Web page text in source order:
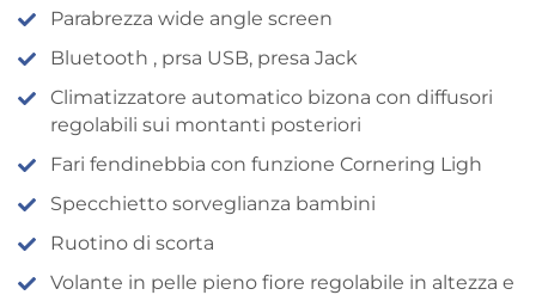
Parabrezza wide angle screen
Bluetooth , prsa USB, presa Jack
Climatizzatore automatico bizona con diffusori
regolabili sui montanti posteriori
Fari fendinebbia con funzione Cornering Ligh
Specchietto sorveglianza bambini
Ruotino di scorta
Volante in pelle pieno fiore regolabile in altezza e